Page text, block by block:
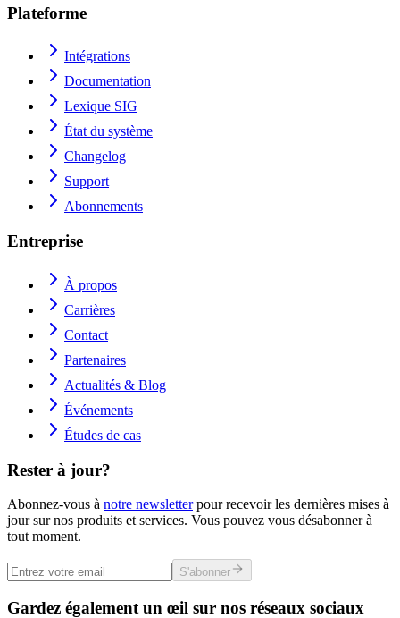
Plateforme
Intégrations
Documentation
Lexique SIG
État du système
Changelog
Support
Abonnements
Entreprise
À propos
Carrières
Contact
Partenaires
Actualités & Blog
Événements
Études de cas
Rester à jour?
Abonnez-vous à notre newsletterpour recevoir les dernières mises à
jour sur nos produits et services. Vous pouvez vous désabonner à
tout moment.
S'abonner
Gardez également un œil sur nos réseaux sociaux